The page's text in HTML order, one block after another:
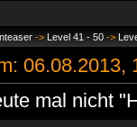
-> Level 41 - 50 ->
mal nicht